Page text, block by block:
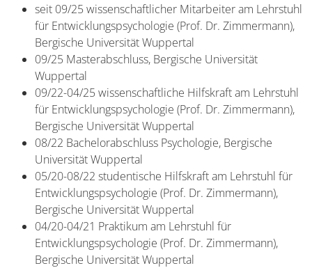
seit 09/25 wissenschaftlicher Mitarbeiter am Lehrstuhl
für Entwicklungspsychologie (Prof. Dr. Zimmermann),
Bergische Universität Wuppertal
09/25 Masterabschluss, Bergische Universität
Wuppertal
09/22-04/25 wissenschaftliche Hilfskraft am Lehrstuhl
für Entwicklungspsychologie (Prof. Dr. Zimmermann),
Bergische Universität Wuppertal
08/22 Bachelorabschluss Psychologie, Bergische
Universität Wuppertal
05/20-08/22 studentische Hilfskraft am Lehrstuhl für
Entwicklungspsychologie (Prof. Dr. Zimmermann),
Bergische Universität Wuppertal
04/20-04/21 Praktikum am Lehrstuhl für
Entwicklungspsychologie (Prof. Dr. Zimmermann),
Bergische Universität Wuppertal